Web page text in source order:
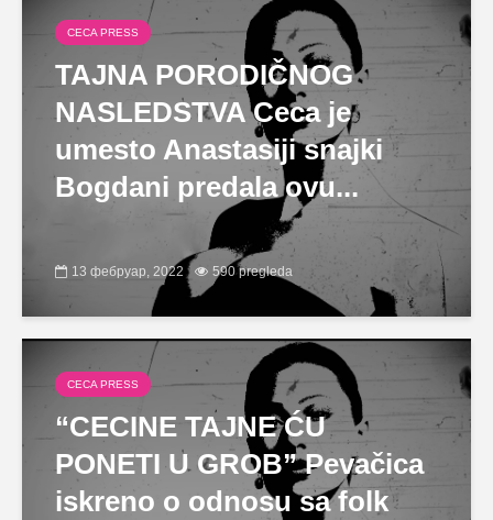
CECA PRESS
TAJNA PORODIČNOG
NASLEDSTVA Ceca je
umesto Anastasiji snajki
Bogdani predala ovu...
13 фебруар, 2022 590 pregleda
CECA PRESS
“CECINE TAJNE ĆU
PONETI U GROB” Pevačica
iskreno o odnosu sa folk